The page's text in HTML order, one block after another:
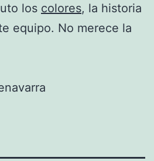
los colores, la historia
equipo. No merece la